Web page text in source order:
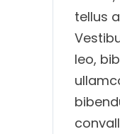
tellus
leo,